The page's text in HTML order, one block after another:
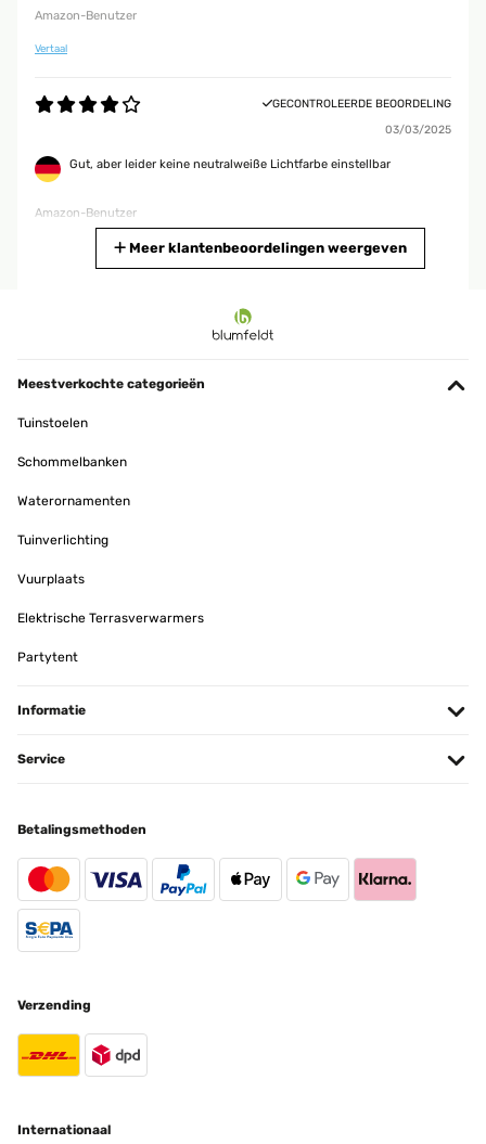
Amazon-Benutzer
Vertaal
GECONTROLEERDE BEOORDELING
03/03/2025
Gut, aber leider keine neutralweiße Lichtfarbe einstellbar
Amazon-Benutzer
Sollte er mal im Angebot sein, würde ich sofort noch 4 Stück
wollen.
Amazon-Benutzer
Vertaal
Passt Lieferung perfekt und das Teil sieht klasse aus...was es
wirklich wert ist wird sich im Laufe der Zeit zeigen
Vertaal
Meer klantenbeoordelingen weergeven
Meestverkochte categorieën
Tuinstoelen
Schommelbanken
Waterornamenten
Tuinverlichting
Vuurplaats
Elektrische Terrasverwarmers
Partytent
Informatie
Service
Betalingsmethoden
Verzending
Internationaal